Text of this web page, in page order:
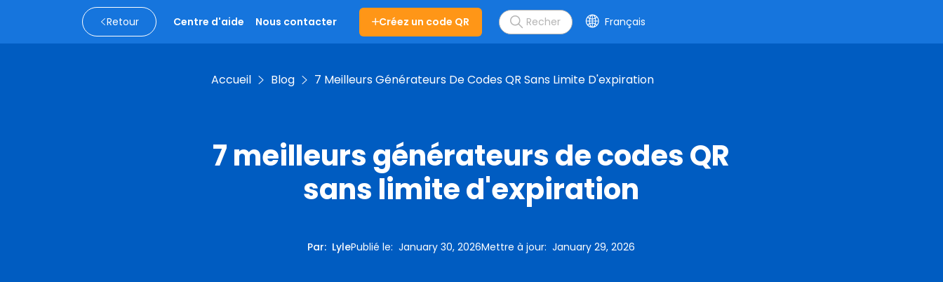
Retour Centre d'aide Nous contacter Créez un code QR Français
Accueil Blog 7 Meilleurs Générateurs De Codes QR Sans Limite D'expiration
7 meilleurs générateurs de codes QR
sans limite d'expiration
Par: LylePublié le:January 30, 2026Mettre à jour:January 29, 2026